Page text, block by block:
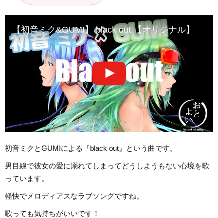
【初音ミク&GUMI】 black out 【オリジナル】
初音ミクとGUMIによる『black out』という曲です。
男目線で彼女の愛に溺れてしまってどうしようもない心境を歌
っています。
軽快でメロディアスなラブソングですね。
歌っても気持ちがいいです！